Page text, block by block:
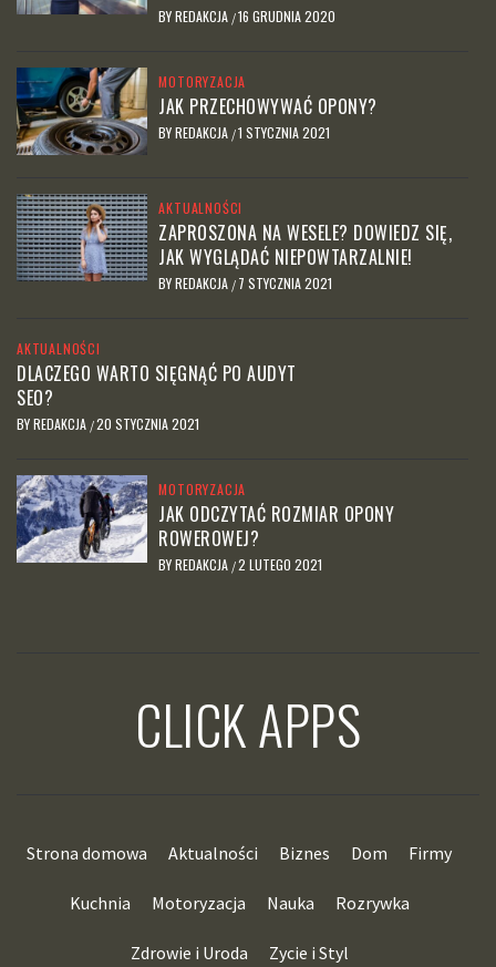
BYREDAKCJA /16 GRUDNIA 2020
MOTORYZACJA
JAK PRZECHOWYWAĆ OPONY?
BYREDAKCJA /1 STYCZNIA 2021
AKTUALNOŚCI
ZAPROSZONA NA WESELE? DOWIEDZ SIĘ,
JAK WYGLĄDAĆ NIEPOWTARZALNIE!
BYREDAKCJA / 7 STYCZNIA 2021
AKTUALNOŚCI
DLACZEGO WARTO SIĘGNĄĆ PO AUDYT
SEO?
BYREDAKCJA /20 STYCZNIA 2021
MOTORYZACJA
JAK ODCZYTAĆ ROZMIAR OPONY
ROWEROWEJ?
BYREDAKCJA /2 LUTEGO 2021
CLICK APPS
Strona domowa Aktualności Biznes Dom Firmy
Kuchnia Motoryzacja Nauka Rozrywka
Zdrowie i Uroda Zycie i Styl